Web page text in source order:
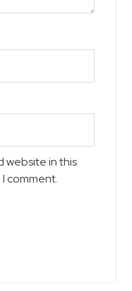
website in this
comment.